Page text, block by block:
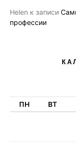
Helen к записи
профессии
ПН ВТ